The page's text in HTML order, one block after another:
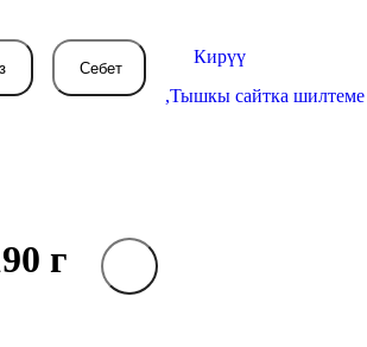
Себет
Кирүү
,Тышкы сайтка шилтеме
г